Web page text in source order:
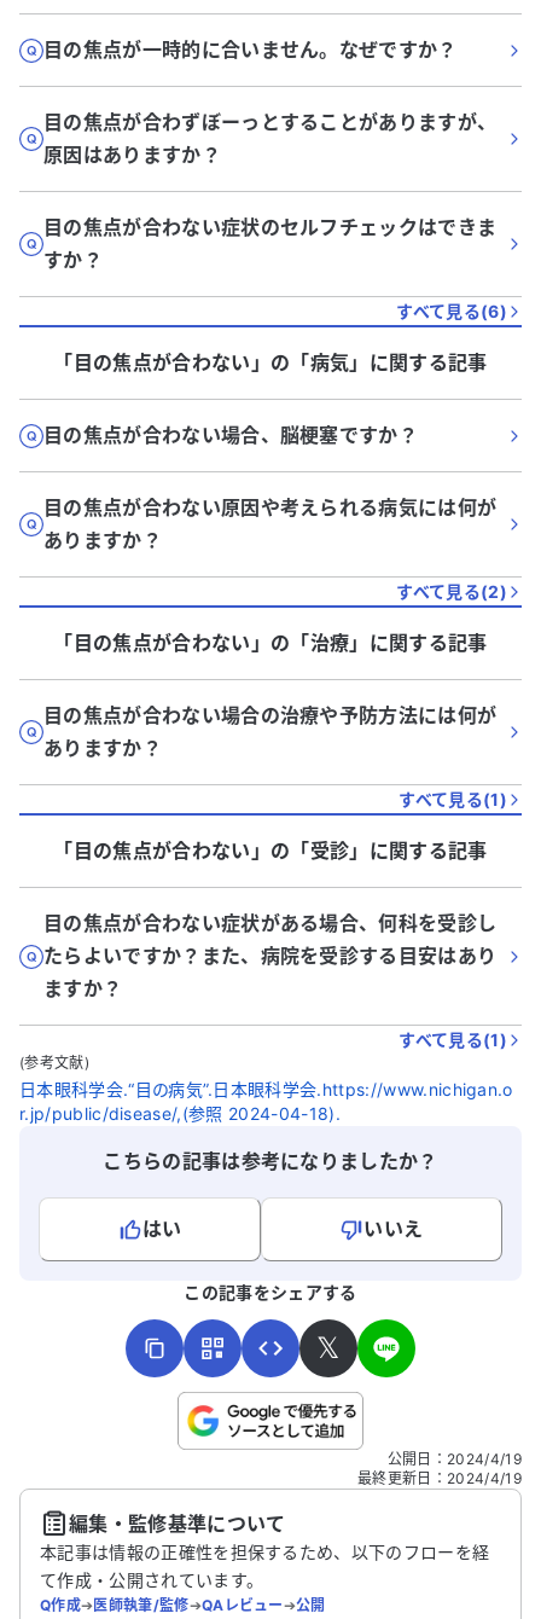
目の焦点が一時的に合いません。なぜですか？
目の焦点が合わずぼーっとすることがありますが、
原因はありますか？
目の焦点が合わない症状のセルフチェックはできま
すか？
すべて見る(6)
「目の焦点が合わない」 の「病気」に関する記事
目の焦点が合わない場合、脳梗塞ですか？
目の焦点が合わない原因や考えられる病気には何が
ありますか？
すべて見る(2)
「目の焦点が合わない」 の「治療」に関する記事
目の焦点が合わない場合の治療や予防方法には何が
ありますか？
すべて見る(1)
「目の焦点が合わない」 の「受診」に関する記事
目の焦点が合わない症状がある場合、何科を受診し
たらよいですか？また、病院を受診する目安はあり
ますか？
すべて見る(1)
(参考文献)
日本眼科学会.“目の病気”.日本眼科学会.https://www.nichigan.o
r.jp/public/disease/,(参照 2024-04-18).
こちらの記事は参考になりましたか？
はい
いいえ
こちらは送信専用のフォームです。氏名やご自身の病気の詳細な
送信する
この記事をシェアする
𝕏
公開日 ： 2024/4/19
最終更新日 ： 2024/4/19
編集・監修基準について
本記事は情報の正確性を担保するため、以下のフローを経
て作成・公開されています。
Q作成➔医師執筆/監修➔QAレビュー➔公開